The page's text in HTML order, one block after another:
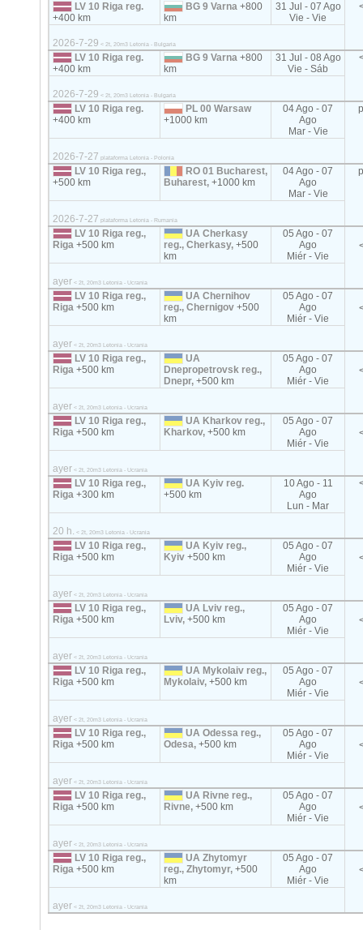
LV 10 Riga reg.
+400 km
BG 9 Varna+800
km
31 Jul - 07 Ago
Vie - Vie
2026-7-29 < 2t, 20m3 Letonia - Bulgaria
LV 10 Riga reg.
+400 km
BG 9 Varna+800
km
31 Jul - 08 Ago
Vie - Sáb
2026-7-29 < 2t, 20m3 Letonia - Bulgaria
LV 10 Riga reg.
+400 km
PL 00 Warsaw
+1000 km
04 Ago - 07
Ago
Mar - Vie
2026-7-27 plataforma Letonia - Polonia
LV 10 Riga reg.,
+500 km
RO 01 Bucharest,
Buharest,+1000 km
04 Ago - 07
Ago
Mar - Vie
2026-7-27 plataforma Letonia - Rumania
LV 10 Riga reg.,
Riga+500 km
UA Cherkasy
reg., Cherkasy,+500
km
05 Ago - 07
Ago
Miér - Vie
ayer < 2t, 20m3 Letonia - Ucrania
LV 10 Riga reg.,
Riga+500 km
UA Chernihov
reg., Chernigov+500
km
05 Ago - 07
Ago
Miér - Vie
ayer < 2t, 20m3 Letonia - Ucrania
LV 10 Riga reg.,
Riga+500 km
UA
Dnepropetrovsk reg.,
Dnepr,+500 km
05 Ago - 07
Ago
Miér - Vie
ayer < 2t, 20m3 Letonia - Ucrania
LV 10 Riga reg.,
Riga+500 km
UA Kharkov reg.,
Kharkov,+500 km
05 Ago - 07
Ago
Miér - Vie
ayer < 2t, 20m3 Letonia - Ucrania
LV 10 Riga reg.,
Riga+300 km
UA Kyiv reg.
+500 km
10 Ago - 11
Ago
Lun - Mar
20 h. < 2t, 20m3 Letonia - Ucrania
LV 10 Riga reg.,
Riga+500 km
UA Kyiv reg.,
Kyiv+500 km
05 Ago - 07
Ago
Miér - Vie
ayer < 2t, 20m3 Letonia - Ucrania
LV 10 Riga reg.,
Riga+500 km
UA Lviv reg.,
Lviv,+500 km
05 Ago - 07
Ago
Miér - Vie
ayer < 2t, 20m3 Letonia - Ucrania
LV 10 Riga reg.,
Riga+500 km
UA Mykolaiv reg.,
Mykolаiv,+500 km
05 Ago - 07
Ago
Miér - Vie
ayer < 2t, 20m3 Letonia - Ucrania
LV 10 Riga reg.,
Riga+500 km
UA Odessa reg.,
Odesa,+500 km
05 Ago - 07
Ago
Miér - Vie
ayer < 2t, 20m3 Letonia - Ucrania
LV 10 Riga reg.,
Riga+500 km
UA Rivne reg.,
Rivne,+500 km
05 Ago - 07
Ago
Miér - Vie
ayer < 2t, 20m3 Letonia - Ucrania
LV 10 Riga reg.,
Riga+500 km
UA Zhytomyr
reg., Zhytomyr,+500
km
05 Ago - 07
Ago
Miér - Vie
ayer < 2t, 20m3 Letonia - Ucrania